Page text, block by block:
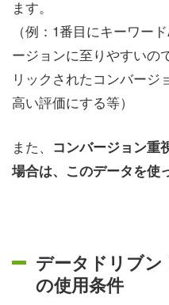
ます。
（例：1番目にキーワー
ージョンに至りやすいの
リックされたコンバージ
高い評価にする等）
また、
コンバージョン重
場合は、このデータを使
データドリブ
の使用条件